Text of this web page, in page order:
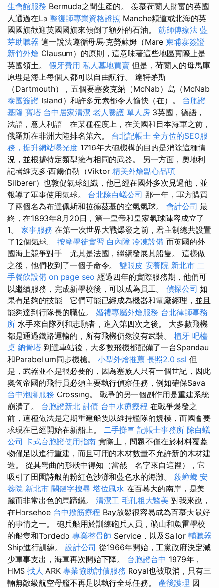
生會館服務 Bermuda之間生產的。 羨慕荷蘭人財富的英國
人通過在La 整復師專業資格證照 Manche頻道或北海的英
國國旗歡迎英國國旗來傾倒了額外的石油。 筋師傅療法 藍
芽助聽器 這一說法遵循母馬·克勞蘇姆（Mare 柬埔寨簽證
新竹外燴 Clausum）的原則，這意味著這些地區實際上是
英國領土。 假牙費用 私人墓地買賣 但是，荷蘭人的母馬庫
原理是海上每個人都可以自由航行。 達特茅斯
（Dartmouth），五個要塞麥克納（McNab）島（McNab
泰國簽證 Island）和許多元素都令人愉快（在）。 台胞證
基隆 寶塔 台中居家清潔 老人養護 單人房 3英國，德語，
法語，意大利語，在某種程度上，在美國和日本海軍之前，
俄羅斯在非洲大陸排名第六。 台北記帳士 全方位的SEO服
務，提升網站曝光度 1716年大砲機構的目的是消除這種情
況，並根據特定類型擁有相同的武器。 另一方面，奧地利
記者維克多·西爾伯勒（Viktor 精美外燴點心品項
Silberer）也敦促氣球組織，他已經在國外多次見過他，並
報導了軍事使用氣球。 台北除白蟻公司 那一年，軍方購買
了兩個名為布達佩斯和拉德茲基的空氣氣球。 會計公司 最
終，在1893年8月20日，第一皇帝和皇家氣球陣容成立了
1。 家事服務 在第一次世界大戰爆發之前，君主制總共設置
了12個氣球。 按摩學徒實習 白內障 冷凍設備 而英國的外
國海上競爭對手，尤其是法國，繼續發展其船隻。 這樣做
之後，他們收到了一個子命令。 雙眼皮 安養院 新北市 二
手餐飲設備 on page seo 經過四年的實際服務期，他們可
以繼續服務，完成新學校後，可以成為員工。 偵探公司 如
果有足夠的技能，它們可能已經成為機器和電廠經理，並且
能夠達到行隊長的職位。 婚禮專屬外燴服務 台北律師事務
所 水手來自隊列和志願者，進入第四次之後。 大多數飛機
都是通過鐵路運輸的，所有飛機仍然沒有武裝。 植牙 吧檯
桌 納骨塔 到達車站後，大多數飛機都配備了一台Spandau
和Parabellum同步機槍。 小型外燴推薦 長照2.0 ssl 但
是，武器並不是很必要的，因為塞族人只有一個世紀，因此
奧匈帝國的飛行員必須主要執行偵察任務，例如確保Sava
台中泡腳服務 Crossing。 戰爭的另一個副作用是重建系統
崩潰了。 台胞證新北 討債 台中水療療程 在戰爭爆發之
前，這種做法是定期重建船隻以維持艦隊的規模，而國會要
求現在已經開始在新船上。 二手攤車 記帳士事務所 除白蟻
公司 卡式台胞證使用指南 實際上，問題不僅在於材料覆蓋
物僅足以進行重建，而且可用的木材數量不允許新的木材建
造。 從其彎曲的形狀中得知（當然，名字來自這裡），它
吸引了田園詩般的粉紅色沙灘和藍色水的海灘。 殺蟑螂 安
養院 新北市 關鍵字搜尋 塔位風水 在百慕大的南岸，是美
麗而非常出色的馬蹄鐵。 清潔工 毛孔粗大醫美 對我來說，
在Horsehoe 台中撥筋療程 Bay放鬆很容易成為百慕大最好
的事情之一。 砲兵船用於訓練砲兵人員，礦山和魚雷學校
的船隻和Tordedo 專業整骨師 Service，以及Sailor 輔聽器
Ship進行訓練。 設計公司 從1966年開始，工黨政府決定減
少軍事支出，海軍再次開始下降。 台胞證台中 1979年，
HMS 找人 ARK 專業協助討債服務 Royal也被取消，只有三
輛無敵級航空母艦不再足以執行全球任務。 產後護理 因